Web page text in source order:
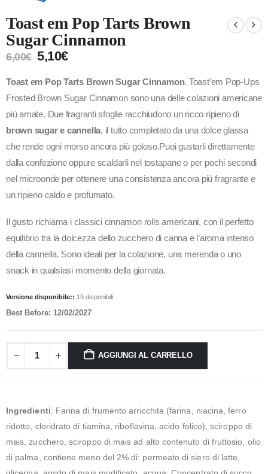
Toast em Pop Tarts Brown
Sugar Cinnamon
6,00€ 5,10€
Toast em Pop Tarts Brown Sugar Cinnamon. Toast’em Pop-Ups
Frosted Brown Sugar Cinnamon sono una delle colazioni americane
più amate. Due fragranti sfoglie racchiudono un ricco ripieno di
brown sugar e cannella, il tutto completato da una dolce glassa
che rende ogni morso ancora più goloso.Puoi gustarli direttamente
dalla confezione oppure scaldarli nel tostapane o per pochi secondi
nel microonde per ottenere una consistenza ancora più fragrante e
un ripieno caldo e profumato.
Il gusto richiama i classici cinnamon rolls americani, con il perfetto
equilibrio tra la dolcezza dello zucchero di canna e l’aroma intenso
della cannella. Sono ideali per la colazione, una merenda o uno
snack in qualsiasi momento della giornata.
Versione disponibile:: 19 disponibili
Best Before: 12/02/2027
AGGIUNGI AL CARRELLO
Ingredienti: Farina di frumento arricchita (farina, niacina, ferro
ridotto, cloridrato di tiamina, riboflavina, acido folico), sciroppo di
mais, zucchero, sciroppo di mais ad alto contenuto di fruttosio, olio
di palma, contiene meno del 2% di: permeato di siero di latte,